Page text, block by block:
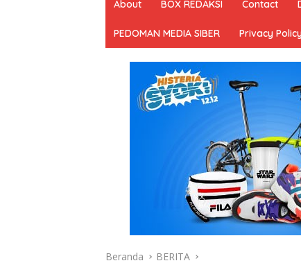
About BOX REDAKSI Contact
PEDOMAN MEDIA SIBER Privacy Policy
Beranda BERITA